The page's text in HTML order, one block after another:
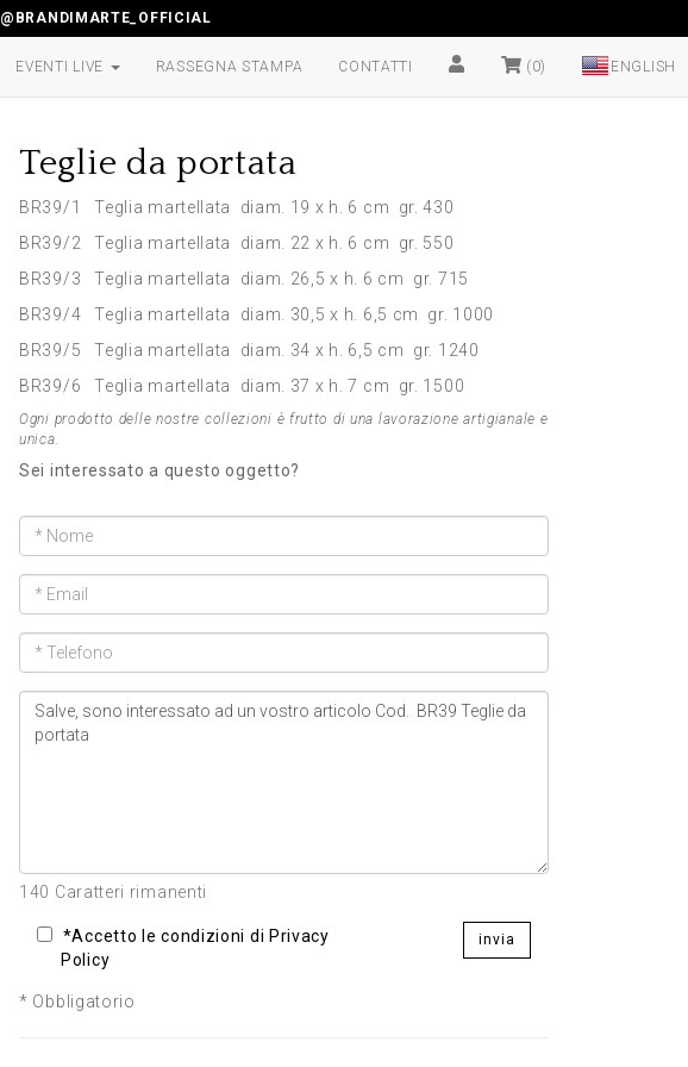
@BRANDIMARTE_OFFICIAL
EVENTI LIVE RASSEGNA STAMPA CONTATTI (0)
Teglie da portata
BR39/1 Teglia martellata diam. 19 x h. 6 cm gr. 430
BR39/2 Teglia martellata diam. 22 x h. 6 cm gr. 550
BR39/3 Teglia martellata diam. 26,5 x h. 6 cm gr. 715
BR39/4 Teglia martellata diam. 30,5 x h. 6,5 cm gr. 1000
BR39/5 Teglia martellata diam. 34 x h. 6,5 cm gr. 1240
BR39/6 Teglia martellata diam. 37 x h. 7 cm gr. 1500
Ogni prodotto delle nostre collezioni è frutto di una lavorazione artigianale e
unica.
Sei interessato a questo oggetto?
140 Caratteri rimanenti
*Accetto le condizioni di Privacy
Policy
invia
* Obbligatorio